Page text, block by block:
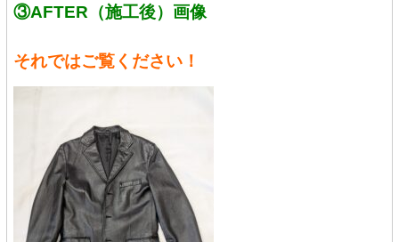
③AFTER（施工後）画像
それではご覧ください！